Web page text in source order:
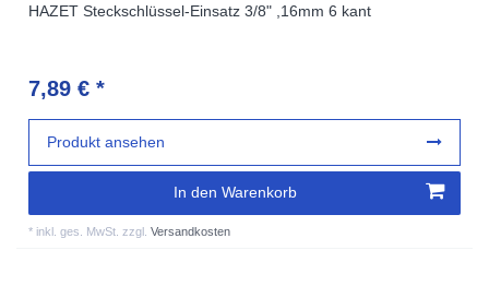
HAZET Steckschlüssel-Einsatz 3/8" ,16mm 6 kant
7,89 € *
In den Warenkorb
* inkl. ges. MwSt. zzgl.Versandkosten
Produkt ansehen